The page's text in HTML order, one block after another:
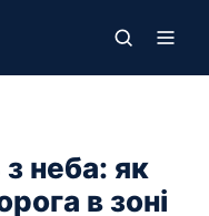
неба: як
в зоні